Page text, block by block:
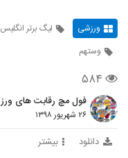
ورزشی لیگ برتر انگلیس
وستهم
۵۸۴
فول مچ رقابت های
۲۶ شهریور ۱۳۹۸
دانلود بیشتر